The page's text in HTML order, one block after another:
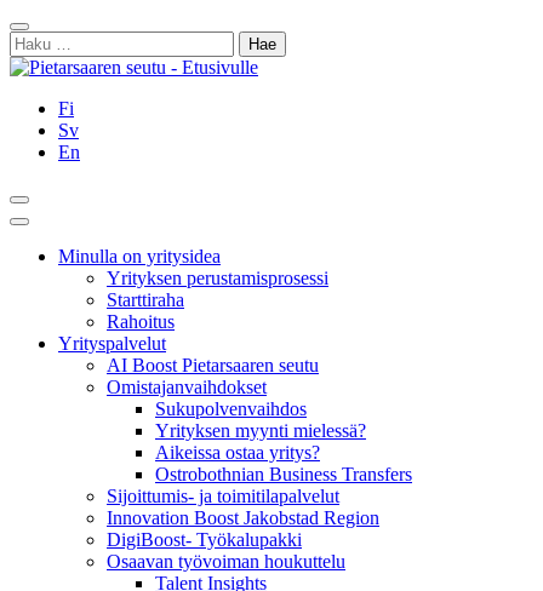
Siirry
sisältöön
Sulje
Haku:
Fi
Sv
En
Hae
Päävalikko
Minulla on yritysidea
Yrityksen perustamisprosessi
Starttiraha
Rahoitus
Yrityspalvelut
AI Boost Pietarsaaren seutu
Omistajanvaihdokset
Sukupolvenvaihdos
Yrityksen myynti mielessä?
Aikeissa ostaa yritys?
Ostrobothnian Business Transfers
Sijoittumis- ja toimitilapalvelut
Innovation Boost Jakobstad Region
DigiBoost- Työkalupakki
Osaavan työvoiman houkuttelu
Talent Insights